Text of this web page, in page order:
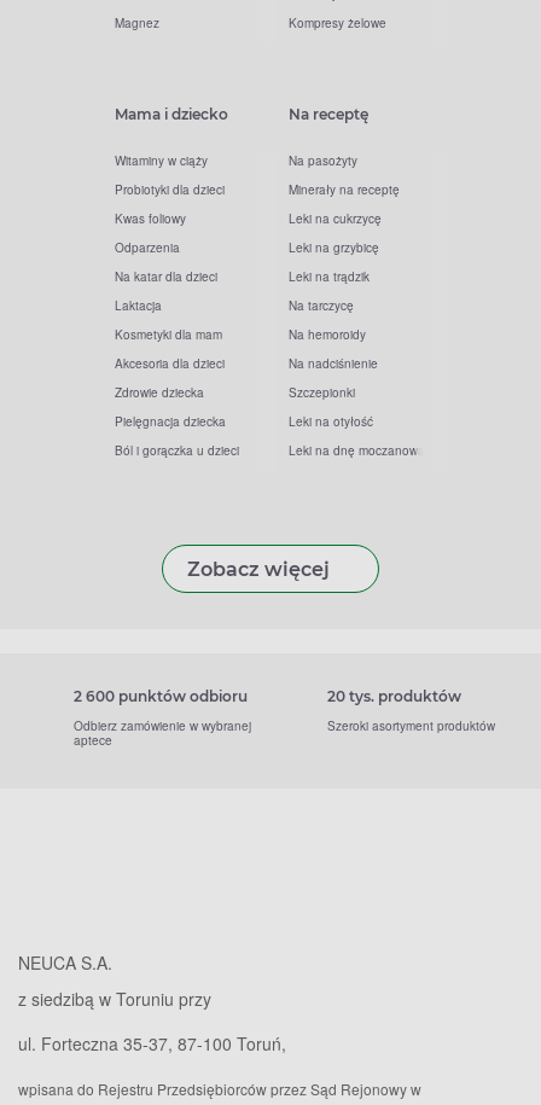
Magnez
Kompresy żelowe
Mama i dziecko
Witaminy w ciąży
Probiotyki dla dzieci
Kwas foliowy
Odparzenia
Na katar dla dzieci
Laktacja
Kosmetyki dla mam
Akcesoria dla dzieci
Zdrowie dziecka
Pielęgnacja dziecka
Ból i gorączka u dzieci
Na receptę
Na pasożyty
Minerały na receptę
Leki na cukrzycę
Leki na grzybicę
Leki na trądzik
Na tarczycę
Na hemoroidy
Na nadciśnienie
Szczepionki
Leki na otyłość
Leki na dnę moczanową
Zobacz więcej
2 600 punktów odbioru
Odbierz zamówienie w wybranej
aptece
20 tys. produktów
Szeroki asortyment produktów
NEUCA S.A.
z siedzibą w Toruniu przy
ul. Forteczna 35-37, 87-100 Toruń,
wpisana do Rejestru Przedsiębiorców przez Sąd Rejonowy w